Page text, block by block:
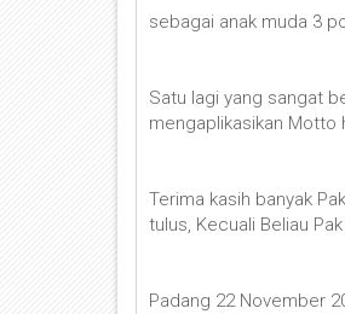
sebagai anak muda 3
Satu lagi yang sangat
mengaplikasikan Motto
Terima kasih banyak
tulus, Kecuali Beliau
Padang 22 November